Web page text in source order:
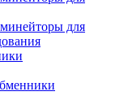
для